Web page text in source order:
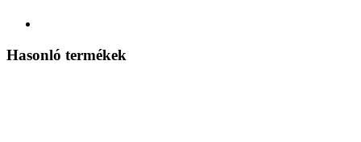
Hasonló termékek